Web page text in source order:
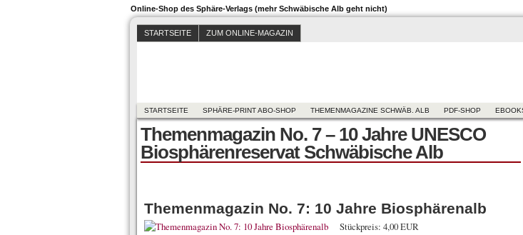
Online-Shop des Sphäre-Verlags (mehr Schwäbische Alb geht nicht)
STARTSEITE ZUM ONLINE-MAGAZIN
STARTSEITE SPHÄRE-PRINT ABO-SHOP THEMENMAGAZINE SCHWÄB. ALB PDF-SHOP
Themenmagazin No. 7 – 10 Jahre UNESCO
Biosphärenreservat Schwäbische Alb
Themenmagazin No. 7: 10 Jahre Biosphärenalb
Stückpreis: 4,00 EUR